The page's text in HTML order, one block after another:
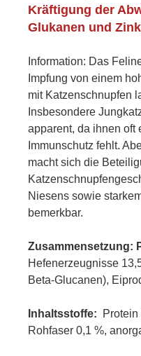
Kräftigung der
Glukanen und
Information: Das
Impfung von einem
mit Katzenschnupfen
Insbesondere
apparent, da ihnen oft
Immunschutz fehlt.
macht sich die
Niesens sowie
bemerkbar.
Zusammensetzung:
Hefenerzeugnisse
Beta-Glucanen),
Inhaltsstoffe:
Protein
Rohfaser 0,1 %,